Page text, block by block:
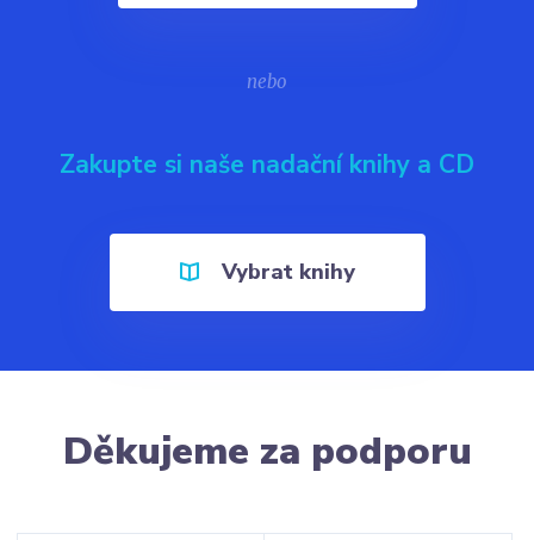
nebo
Zakupte si naše nadační knihy a CD
Vybrat knihy
Děkujeme za podporu